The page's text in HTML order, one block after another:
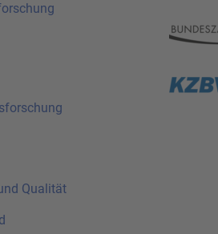
Qualität